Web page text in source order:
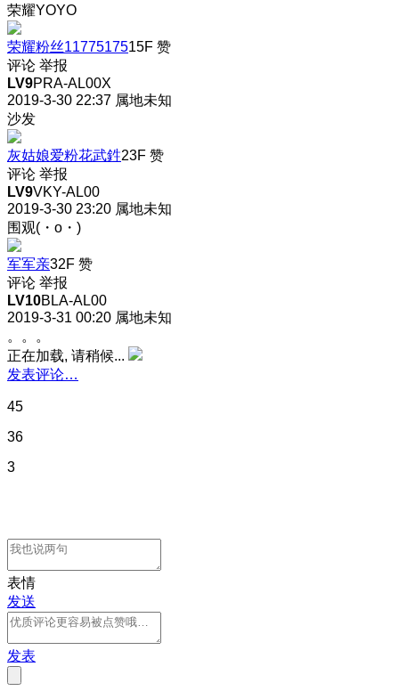
荣耀YOYO
荣耀粉丝1177517515F 赞
评论 举报
LV9PRA-AL00X
2019-3-30 22:37 属地未知
沙发
灰姑娘爱粉花武鉎23F 赞
评论 举报
LV9VKY-AL00
2019-3-30 23:20 属地未知
围观(・o・)
军军亲32F 赞
评论 举报
LV10BLA-AL00
2019-3-31 00:20 属地未知
。。。
正在加载, 请稍候...
发表评论…
45
36
3
表情
发送
发表